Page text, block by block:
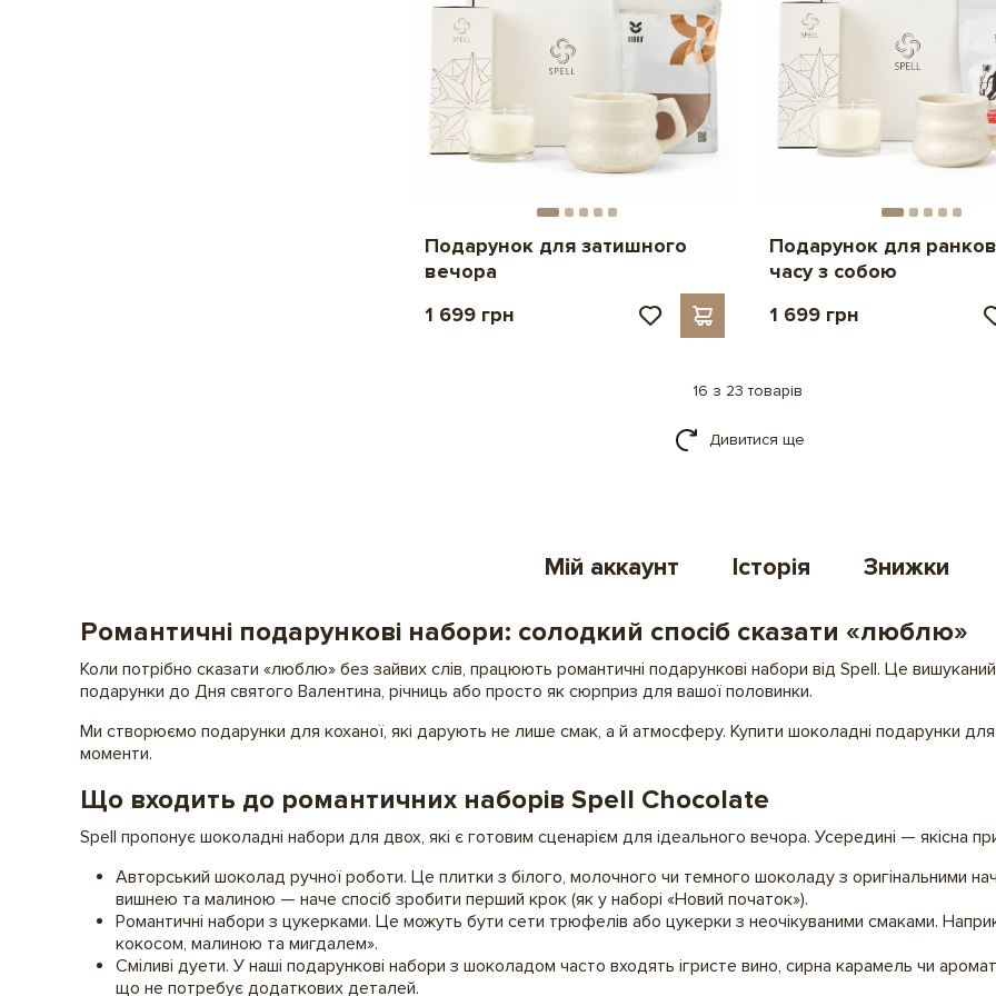
Подарунок для затишного
вечора
1 699 грн
Подарунок для
часу з собою
1 699 грн
16 з 23 товарів
Дивитися ще
Мій аккаунт Історія Знижки
Романтичні подарункові набори: солодкий спосіб сказати «люблю»
Коли потрібно сказати «люблю» без зайвих слів, працюють романтичні подарункові набори від Spell. Це вишуканий
подарунки до Дня святого Валентина, річниць або просто як сюрприз для вашої половинки.
Ми створюємо подарунки для коханої, які дарують не лише смак, а й атмосферу. Купити шоколадні подарунки для
моменти.
Що входить до романтичних наборів Spell Chocolate
Spell пропонує шоколадні набори для двох, які є готовим сценарієм для ідеального вечора. Усередині — якісна
Авторський шоколад ручної роботи. Це плитки з білого, молочного чи темного шоколаду з оригінальними
вишнею та малиною — наче спосіб зробити перший крок (як у наборі «Новий початок»).
Романтичні набори з цукерками. Це можуть бути сети трюфелів або цукерки з неочікуваними смаками.
кокосом, малиною та мигдалем».
Сміливі дуети. У наші подарункові набори з шоколадом часто входять ігристе вино, сирна карамель чи
що не потребує додаткових деталей.